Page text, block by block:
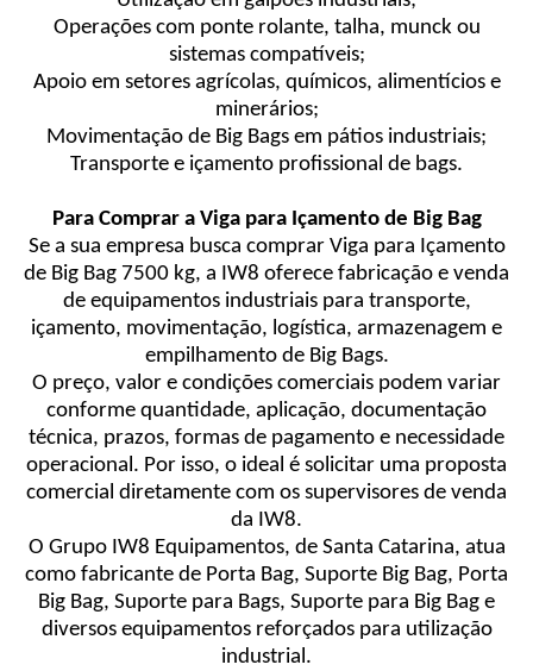
Operações com ponte rolante, talha, munck ou
sistemas compatíveis;
Apoio em setores agrícolas, químicos, alimentícios e
minerários;
Movimentação de Big Bags em pátios industriais;
Transporte e içamento profissional de bags.
Para Comprar a Viga para Içamento de Big Bag
Se a sua empresa busca comprar Viga para Içamento
de Big Bag 7500 kg, a IW8 oferece fabricação e venda
de equipamentos industriais para transporte,
içamento, movimentação, logística, armazenagem e
empilhamento de Big Bags.
O preço, valor e condições comerciais podem variar
conforme quantidade, aplicação, documentação
técnica, prazos, formas de pagamento e necessidade
operacional. Por isso, o ideal é solicitar uma proposta
comercial diretamente com os supervisores de venda
da IW8.
O Grupo IW8 Equipamentos, de Santa Catarina, atua
como fabricante de Porta Bag, Suporte Big Bag, Porta
Big Bag, Suporte para Bags, Suporte para Big Bag e
diversos equipamentos reforçados para utilização
industrial.